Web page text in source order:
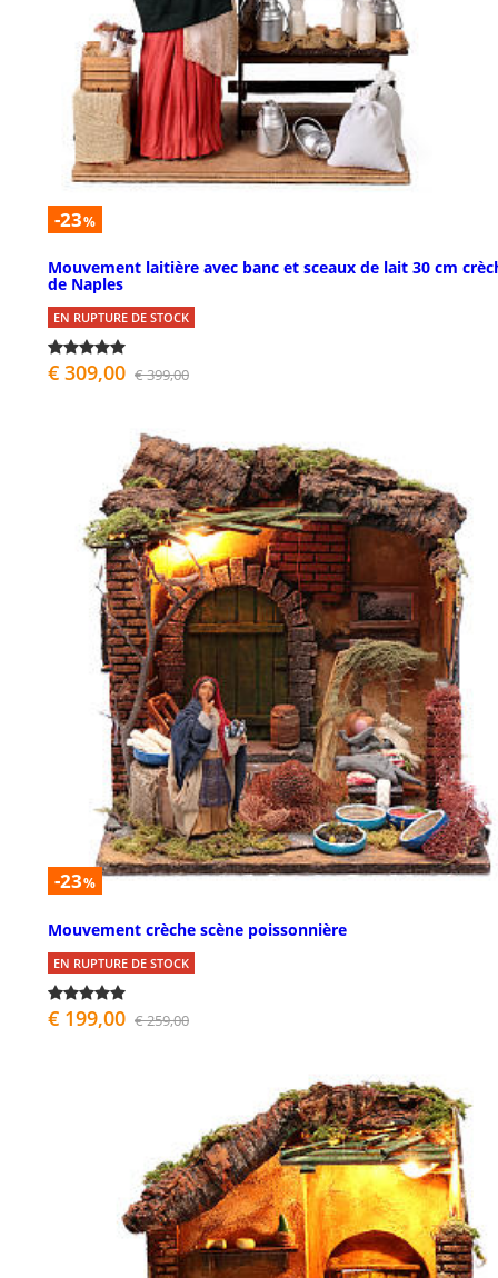
-23%
Mouvement laitière avec banc et sceaux de lait 30 cm
de Naples
EN RUPTURE DE STOCK
€ 309,00 € 399,00
-23%
Mouvement crèche scène poissonnière
EN RUPTURE DE STOCK
€ 199,00 € 259,00